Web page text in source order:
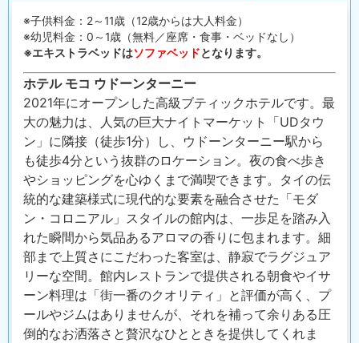
※子供料金：2～11歳（12歳からは大人料金）
※幼児料金：0～1歳（無料／座席・食事・ベッドなし）
※エキストラベッドはソファベッドとなります。
ホテル モコ ウドーンターニー
2021年にオープンした高級ブティックホテルです。最
大の魅力は、人気の巨大ナイトマーケット「UDタウ
ン」 に隣接（徒歩1分）し、 ウドーンターニー駅から
も徒歩4分という抜群のロケーション。夜の食べ歩き
やショッピングを心ゆくまで満喫できます。 タイの伝
統的な建築様式に現代的な要素を融合させた「モダ
ン・ コロニアル」スタイルの館内は、一歩足を踏み入
れた瞬間から気品あるアロマの香りに包まれます。細
部まで上質さにこだわった客室は、静寂でラグジュア
リーな空間。館内レストランで提供される朝食やイサ
ーン料理は「街一番のクオリティ」と評価が高く、 プ
ールやジムはありませんが、 それを補って余りある圧
倒的なお洒落さと贅沢なひとときを提供してくれま